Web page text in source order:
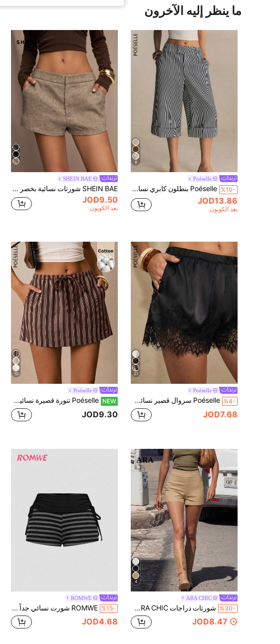
ما ينظر إليه الآخرون
8
Poéselle
%10- Poéselle بنطلون كابري نسائي مخطط بجيوب كاجوال متعدد الاستخدامات للخروجات اليومية
JOD13.86
بعد الكوبون
SHEIN BAE
SHEIN BAE شورتات نسائية بخصر منخفض مريحة وبسيطة للاستخدام اليومي والعمل، مناسبة للخروج والأعمال الرسمية الكاجوال، مصنوعة من قماش التويل المخمل للخريف والشتاء
JOD9.50
بعد الكوبون
21
Poéselle
%4- Poéselle سروال قصير نسائي بلون أحادي مصنوع من الدانتيل البسيط للاستخدام اليومي
JOD7.68
10
Poéselle
NEW Poéselle تنورة قصيرة نسائية بتصميم بسيط مخطط بألوان متباينة مع خصر برباط وجيوب
JOD9.30
4
ARA CHIC
%30- شورتات دراجات ARA CHIC بلون كاكي بخصر عالي، شورتات مرنة بقصة ضيقة، مناسبة لملابس الشارع اليومية في بداية الخريف، مواعيد العشاء،
JOD8.47
ROMWE
%15- ROMWE شورت نسائي جداً قصير متباين الألوان مع خطوط أنيق بطراز البانك فينتج لمهرجان الموسيقى
JOD4.68